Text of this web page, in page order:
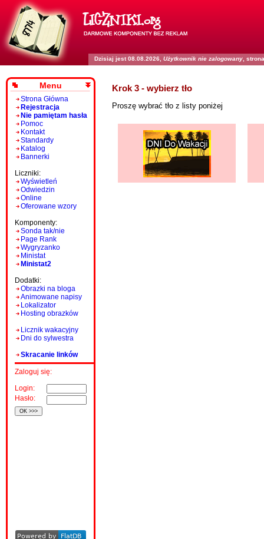
Dzisiaj jest 08.08.2026, Użytkownik nie zalogowany ,
Menu
Strona Główna
Rejestracja
Nie pamiętam hasła
Pomoc
Kontakt
Standardy
Katalog
Bannerki
Liczniki:
Wyświetleń
Odwiedzin
Online
Oferowane wzory
Komponenty:
Sonda tak/nie
Page Rank
Wygryzanko
Ministat
Ministat2
Dodatki:
Obrazki na bloga
Animowane napisy
Lokalizator
Hosting obrazków
Licznik wakacyjny
Dni do sylwestra
Skracanie linków
Zaloguj się:
Login:
Hasło:
Krok 3 - wybierz tło
Proszę wybrać tło z listy poniżej